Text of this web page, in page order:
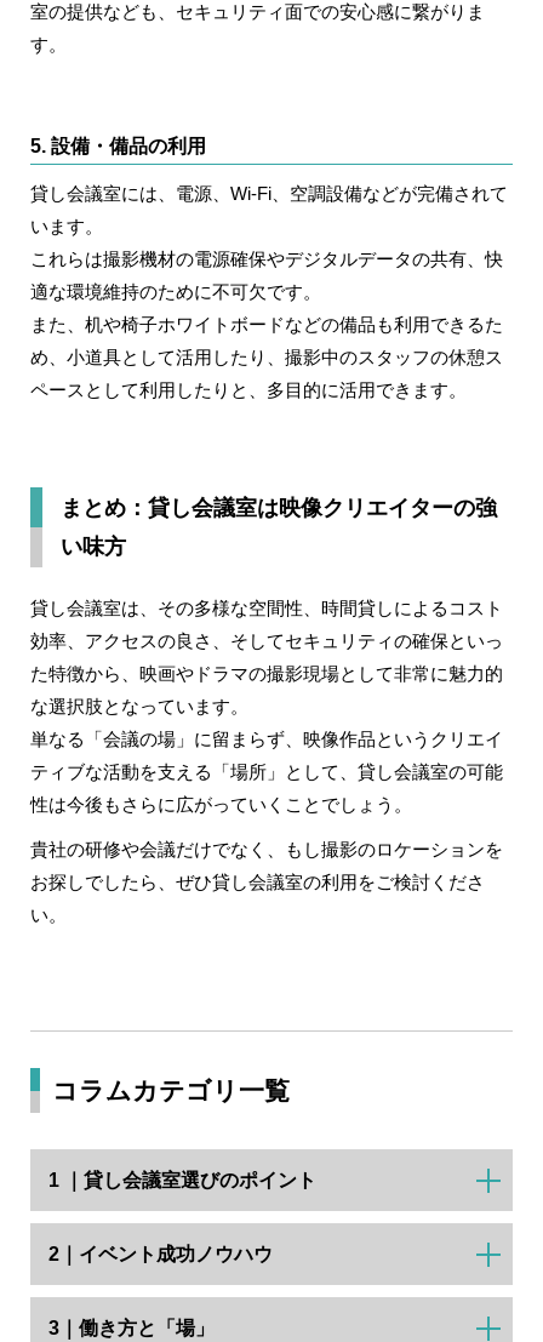
室の提供なども、セキュリティ面での安心感に繋がりま
す。
5. 設備・備品の利用
貸し会議室には、電源、Wi-Fi、空調設備などが完備されて
います。
これらは撮影機材の電源確保やデジタルデータの共有、快
適な環境維持のために不可欠です。
また、机や椅子ホワイトボードなどの備品も利用できるた
め、小道具として活用したり、撮影中のスタッフの休憩ス
ペースとして利用したりと、多目的に活用できます。
まとめ：貸し会議室は映像クリエイターの強
い味方
貸し会議室は、その多様な空間性、時間貸しによるコスト
効率、アクセスの良さ、そしてセキュリティの確保といっ
た特徴から、映画やドラマの撮影現場として非常に魅力的
な選択肢となっています。
単なる「会議の場」に留まらず、映像作品というクリエイ
ティブな活動を支える「場所」として、貸し会議室の可能
性は今後もさらに広がっていくことでしょう。
貴社の研修や会議だけでなく、もし撮影のロケーションを
お探しでしたら、ぜひ貸し会議室の利用をご検討くださ
い。
コラムカテゴリ一覧
1 ｜貸し会議室選びのポイント
2｜イベント成功ノウハウ
3｜働き方と「場」